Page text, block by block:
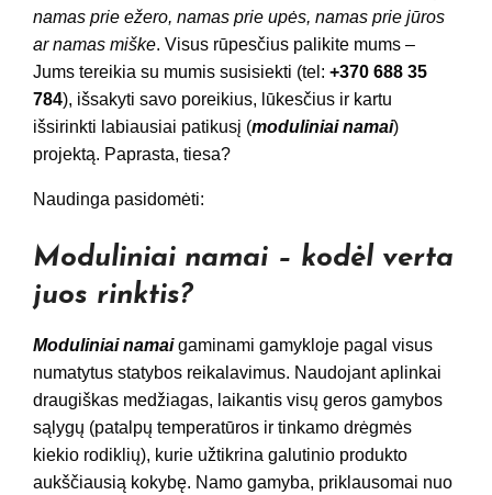
namas prie ežero, namas prie upės, namas prie jūros
ar namas miške. Visus rūpesčius palikite mums –
Jums tereikia su mumis susisiekti (tel: +370 688 35
784), išsakyti savo poreikius, lūkesčius ir kartu
išsirinkti labiausiai patikusį (moduliniai namai)
projektą. Paprasta, tiesa?
Naudinga pasidomėti:
Moduliniai namai – kodėl verta
juos rinktis?
Moduliniai namaigaminami gamykloje pagal visus
numatytus statybos reikalavimus. Naudojant aplinkai
draugiškas medžiagas, laikantis visų geros gamybos
sąlygų (patalpų temperatūros ir tinkamo drėgmės
kiekio rodiklių), kurie užtikrina galutinio produkto
aukščiausią kokybę. Namo gamyba, priklausomai nuo